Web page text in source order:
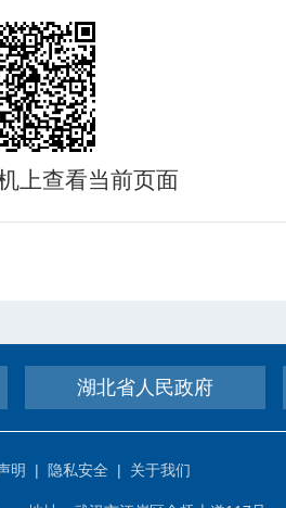
上查看当前页面
湖北省人民政府
明 | 隐私安全 | 关于我们